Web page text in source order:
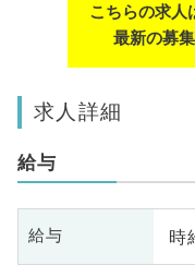
こちらの求人
最新の募
求人詳細
給与
給与 時